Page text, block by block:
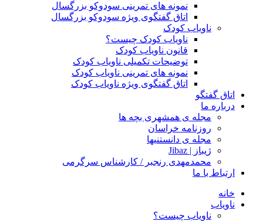
نمونه های تمرینی سودوکو بزرگسال
اتاق گفتگوی ویژه سودوکو بزرگسال
ناویاب کودک
ناویاب کودک چیست؟
قانون ناویاب کودک
توضیحات تکمیلی ناویاب کودک
نمونه های تمرینی ناویاب کودک
اتاق گفتگوی ویژه ناویاب کودک
اتاق گفتگو
درباره ما
مجله ی همشهری بچه ها
روزنامه خراسان
مجله ی دانستنیها
ژیباز | Jibaz
محمدمهدی رنجبر / کارشناس سرگرمی
ارتباط با ما
خانه
ناویاب
ناویاب چیست؟